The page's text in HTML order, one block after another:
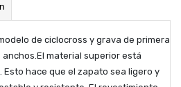
de ciclocross y grava de primera
material superior está
hace que el zapato sea ligero y